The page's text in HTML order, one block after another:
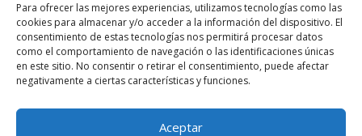
Para ofrecer las mejores experiencias, utilizamos tecnologías como las
cookies para almacenar y/o acceder a la información del dispositivo. El
consentimiento de estas tecnologías nos permitirá procesar datos
como el comportamiento de navegación o las identificaciones únicas
en este sitio. No consentir o retirar el consentimiento, puede afectar
negativamente a ciertas características y funciones.
Aceptar